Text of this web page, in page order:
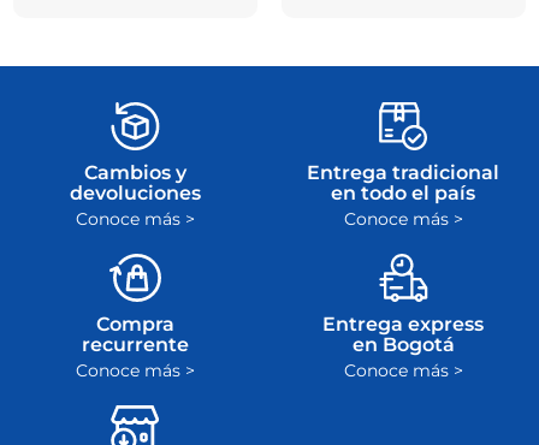
Cambios y
devoluciones
Conoce más >
Entrega tradicional
en todo el país
Conoce más >
Compra
recurrente
Conoce más >
Entrega express
en Bogotá
Conoce más >